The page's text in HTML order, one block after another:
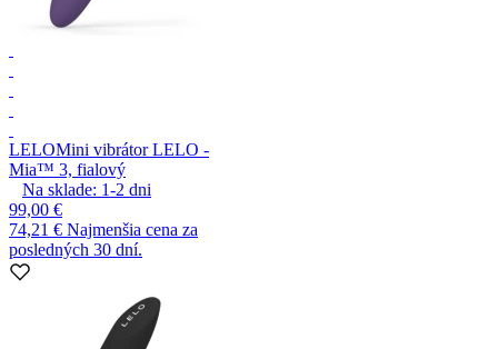
LELOMini vibrátor LELO -
Mia™ 3, fialový
Na sklade: 1-2 dni
99,00 €
74,21 € Najmenšia cena za
posledných 30 dní.